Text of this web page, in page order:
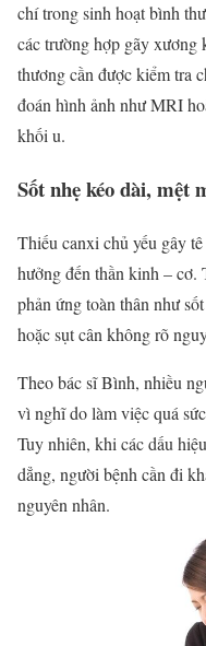
chí trong sinh hoạt bình
các trường hợp gãy xương
thương cần được kiểm tra
đoán hình ảnh như MRI
khối u.
Sốt nhẹ kéo dài, mệt
Thiếu canxi chủ yếu gây
hưởng đến thần kinh – cơ.
phản ứng toàn thân như
hoặc sụt cân không rõ
Theo bác sĩ Bình, nhiều
vì nghĩ do làm việc quá
Tuy nhiên, khi các dấu
dẳng, người bệnh cần đi
nguyên nhân.